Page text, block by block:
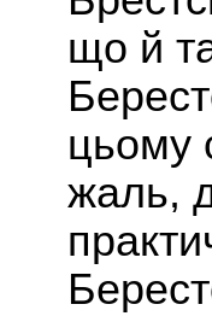
що й
цьому
жаль,